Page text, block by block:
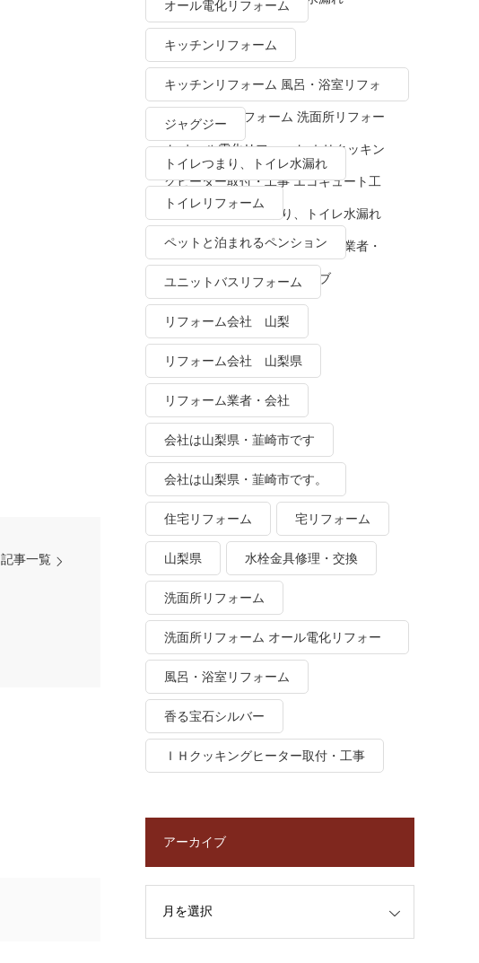
記事一覧
オール電化リフォーム
キッチンリフォーム
キッチンリフォーム 風呂・浴室リフォ
ーム トイレリフォーム 洗面所リフォー
ム オール電化リフォーム ＩＨクッキン
グヒーター取付・工事 エコキュート工
事・販売 トイレつまり、トイレ水漏れ
水栓金具修理・交換 リフォーム業者・
会社 ＴＯＴＯリモデルクラブ
ジャグジー
トイレつまり、トイレ水漏れ
トイレリフォーム
ペットと泊まれるペンション
ユニットバスリフォーム
リフォーム会社 山梨
リフォーム会社 山梨県
リフォーム業者・会社
会社は山梨県・韮崎市です
会社は山梨県・韮崎市です。
住宅リフォーム 宅リフォーム
山梨県 水栓金具修理・交換
洗面所リフォーム
洗面所リフォーム オール電化リフォー
ム
風呂・浴室リフォーム
香る宝石シルバー
ＩＨクッキングヒーター取付・工事
アーカイブ